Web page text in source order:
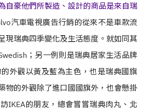
自豪他們所製造、設計的商品是來自瑞
汽車電視廣告行銷的從來不是車款流
現瑞典四季變化及生活態度。就如同其
；另一例則是瑞典居家生活品牌
外觀以黃及藍為主色，也是瑞典國旗
物的外觀除了進口國國旗外，也會懸掛
IKEA的朋友，總會嘗嘗瑞典肉丸、北